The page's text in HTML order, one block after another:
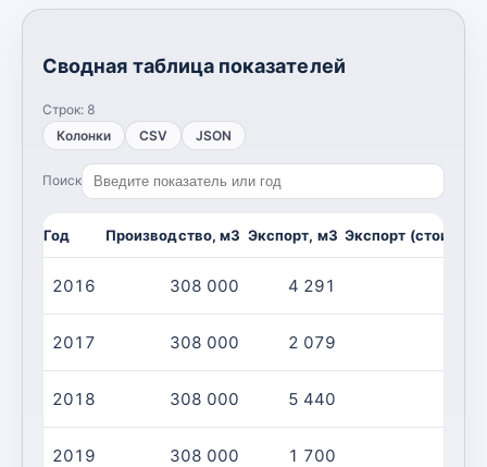
Сводная таблица показателей
Строк: 8
Колонки
CSV JSON
Поиск
Год Производство, м3 Экспорт, м3 Экспорт
2016 308 000 4 291
2017 308 000 2 079
2018 308 000 5 440
2019 308 000 1 700